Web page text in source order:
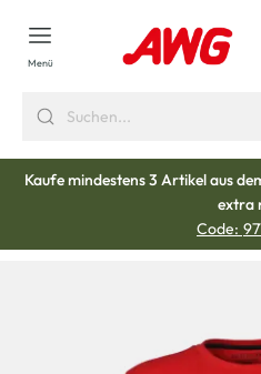
springen
Menü
Kaufe mindestens 3 Artikel aus
extra
Code: